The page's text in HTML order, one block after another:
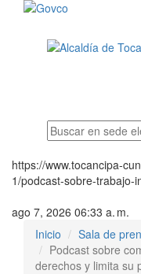
https://www.tocancipa-
1/podcast-sobre-trabajo-
ago 7, 2026 06:33 a. m.
Inicio
Sala de
Podcast sobre
derechos y limita su